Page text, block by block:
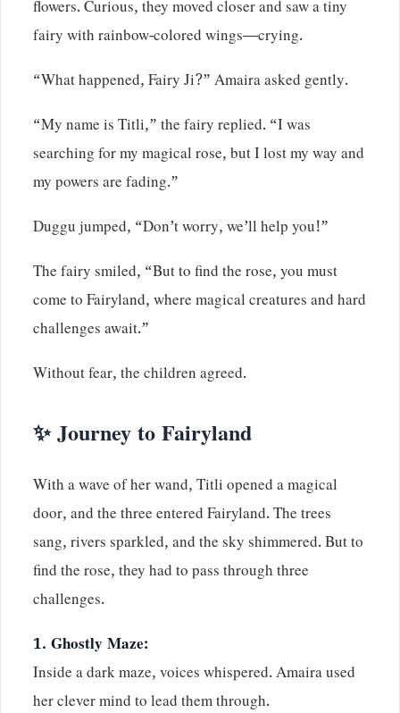
flowers. Curious, they moved closer and saw a tiny
fairy with rainbow-colored wings—crying.
“What happened, Fairy Ji?” Amaira asked gently.
“My name is Titli,” the fairy replied. “I was
searching for my magical rose, but I lost my way and
my powers are fading.”
Duggu jumped, “Don’t worry, we’ll help you!”
The fairy smiled, “But to find the rose, you must
come to Fairyland, where magical creatures and hard
challenges await.”
Without fear, the children agreed.
✨ Journey to Fairyland
With a wave of her wand, Titli opened a magical
door, and the three entered Fairyland. The trees
sang, rivers sparkled, and the sky shimmered. But to
find the rose, they had to pass through three
challenges.
1. Ghostly Maze:
Inside a dark maze, voices whispered. Amaira used
her clever mind to lead them through.